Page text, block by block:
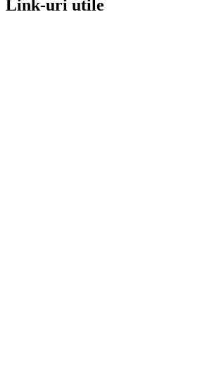
Link-uri utile